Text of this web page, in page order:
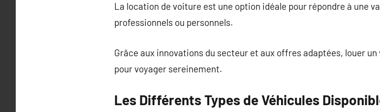
La location de voiture est une option idéale pour répondre à une
professionnels ou personnels.
Grâce aux innovations du secteur et aux offres adaptées, louer
pour voyager sereinement.
Les Différents Types de Véhicules